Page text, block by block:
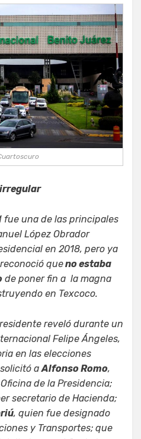
irregular
fue una de las principales
López Obrador
en 2018, pero ya
queno estaba
de poner fin a la magna
en Texcoco.
reveló durante un
Felipe Ángeles,
en las elecciones
aAlfonso Romo,
de la Presidencia;
secretario de Hacienda;
, quien fue designado
y Transportes; que